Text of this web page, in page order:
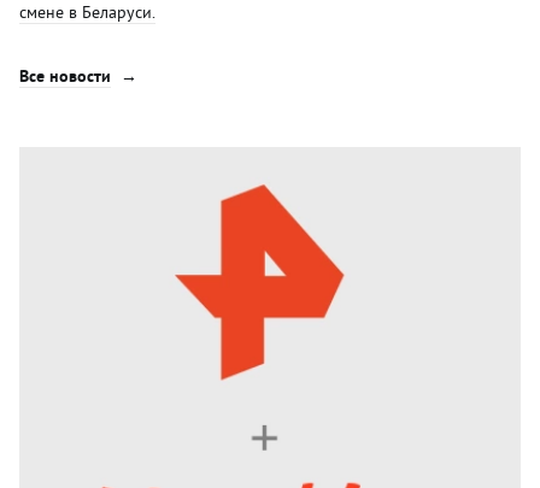
смене в Беларуси.
Все новости